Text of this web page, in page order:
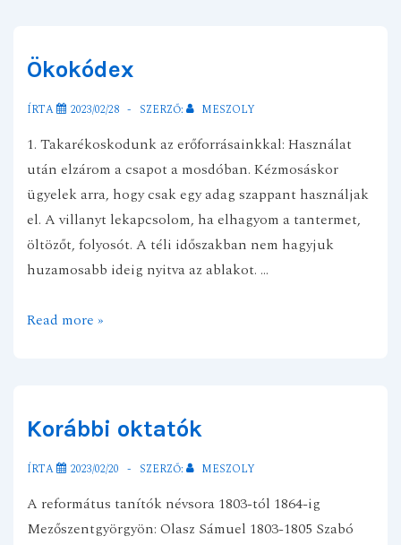
hit-
erkölcstan
oktatás
megszervezéséről
Ökokódex
ÍRTA 2023/02/28 SZERZŐ: MESZOLY
1. Takarékoskodunk az erőforrásainkkal: Használat
után elzárom a csapot a mosdóban. Kézmosáskor
ügyelek arra, hogy csak egy adag szappant használjak
el. A villanyt lekapcsolom, ha elhagyom a tantermet,
öltözőt, folyosót. A téli időszakban nem hagyjuk
huzamosabb ideig nyitva az ablakot. …
Ökokódex
Read more »
Korábbi oktatók
ÍRTA 2023/02/20 SZERZŐ: MESZOLY
A református tanítók névsora 1803-tól 1864-ig
Mezőszentgyörgyön: Olasz Sámuel 1803-1805 Szabó